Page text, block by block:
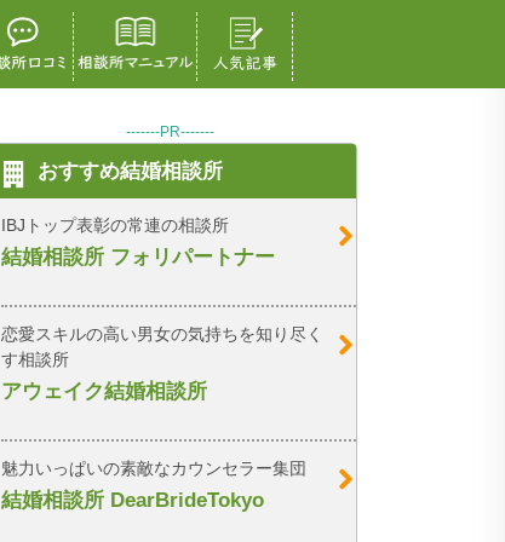
-------PR-------
おすすめ結婚相談所
IBJトップ表彰の常連の相談所
結婚相談所 フォリパートナー
恋愛スキルの高い男女の気持ちを知り尽く
す相談所
アウェイク結婚相談所
魅力いっぱいの素敵なカウンセラー集団
結婚相談所 DearBrideTokyo